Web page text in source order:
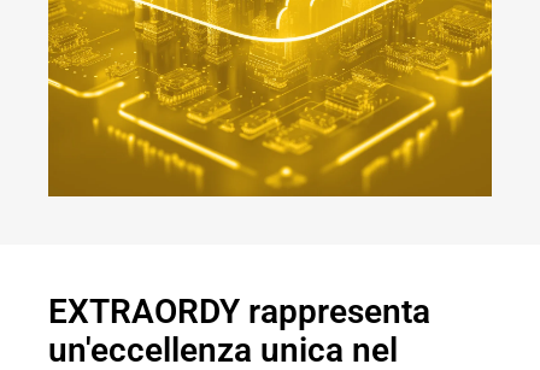
EXTRAORDY rappresenta
un'eccellenza unica nel